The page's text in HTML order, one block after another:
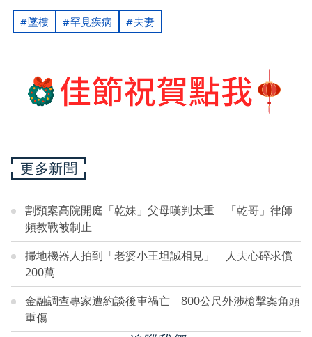
墜樓 罕見疾病 夫妻
更多新聞
割頸案高院開庭「乾妹」父母嘆判太重 「乾哥」律師
頻教戰被制止
掃地機器人拍到「老婆小王坦誠相見」 人夫心碎求償
200萬
金融調查專家遭約談後車禍亡 800公尺外涉槍擊案角頭
重傷